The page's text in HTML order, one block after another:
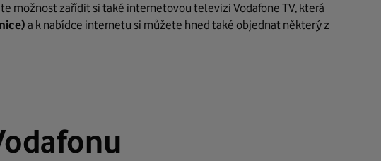
možnost zařídit si také internetovou televizi Vodafone TV, která
a k nabídce internetu si můžete hned také objednat některý z